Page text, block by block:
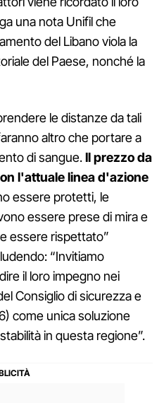
una nota Unifil che
del Libano viola la
del Paese, nonché la
le distanze da tali
altro che portare a
di sangue.Il prezzo da
l'attuale linea d'azione
essere protetti, le
essere prese di mira e
essere rispettato”
“Invitiamo
il loro impegno nei
Consiglio di sicurezza e
come unica soluzione
in questa regione”.